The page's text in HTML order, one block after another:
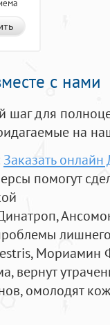
с нами
шаг для
на
Заказать
помогут
Мориамин
вернут
омолодят